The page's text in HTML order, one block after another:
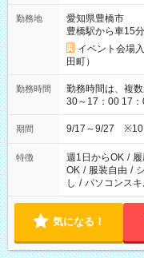
勤務地
愛知県豊橋市
豊橋駅から車15分
イベント会場
田町）
勤務時間
勤務時間は、複
30～17：00 17
務もあります。 【休憩】60分+他休憩あり 交替で取得します。
安全面に配慮し
期間 9/17～9/27
特徴 週1日からOK /
OK / 服装自由 /
し / パソコンス
気になる！